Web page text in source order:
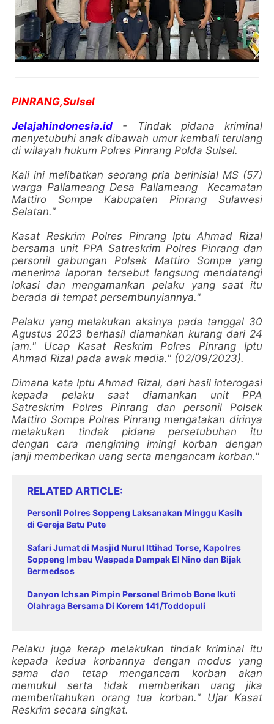
PINRANG,Sulsel
Jelajahindonesia.id - Tindak pidana kriminal
menyetubuhi anak dibawah umur kembali terulang
di wilayah hukum Polres Pinrang Polda Sulsel.
Kali ini melibatkan seorang pria berinisial MS (57)
warga Pallameang Desa Pallameang Kecamatan
Mattiro Sompe Kabupaten Pinrang Sulawesi
Selatan."
Kasat Reskrim Polres Pinrang Iptu Ahmad Rizal
bersama unit PPA Satreskrim Polres Pinrang dan
personil gabungan Polsek Mattiro Sompe yang
menerima laporan tersebut langsung mendatangi
lokasi dan mengamankan pelaku yang saat itu
berada di tempat persembunyiannya."
Pelaku yang melakukan aksinya pada tanggal 30
Agustus 2023 berhasil diamankan kurang dari 24
jam." Ucap Kasat Reskrim Polres Pinrang Iptu
Ahmad Rizal pada awak media." (02/09/2023).
Dimana kata Iptu Ahmad Rizal, dari hasil interogasi
kepada pelaku saat diamankan unit PPA
Satreskrim Polres Pinrang dan personil Polsek
Mattiro Sompe Polres Pinrang mengatakan dirinya
melakukan tindak pidana persetubuhan itu
dengan cara mengiming imingi korban dengan
janji memberikan uang serta mengancam korban."
RELATED ARTICLE
Personil Polres Soppeng Laksanakan Minggu Kasih
di Gereja Batu Pute
Safari Jumat di Masjid Nurul Ittihad Torse, Kapolres
Soppeng Imbau Waspada Dampak El Nino dan Bijak
Bermedsos
Danyon Ichsan Pimpin Personel Brimob Bone Ikuti
Olahraga Bersama Di Korem 141/Toddopuli
Pelaku juga kerap melakukan tindak kriminal itu
kepada kedua korbannya dengan modus yang
sama dan tetap mengancam korban akan
memukul serta tidak memberikan uang jika
memberitahukan orang tua korban." Ujar Kasat
Reskrim secara singkat.